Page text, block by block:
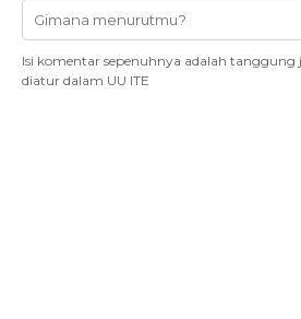
Isi komentar sepenuhnya adalah
diatur dalam UU ITE